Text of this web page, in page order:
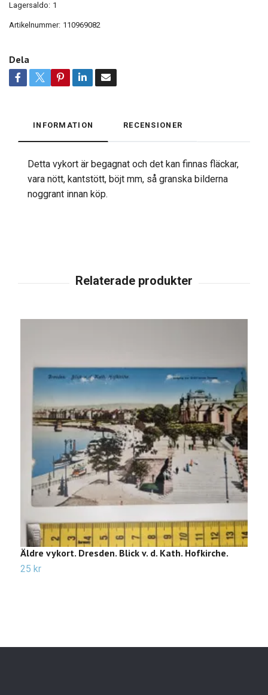
Lagersaldo: 1
Artikelnummer: 110969082
Dela
INFORMATION RECENSIONER
Detta vykort är begagnat och det kan finnas fläckar,
vara nött, kantstött, böjt mm, så granska bilderna
noggrant innan köp.
Äldre vykort. Dresden. Blick v. d. Kath. Hofkirche.
25 kr